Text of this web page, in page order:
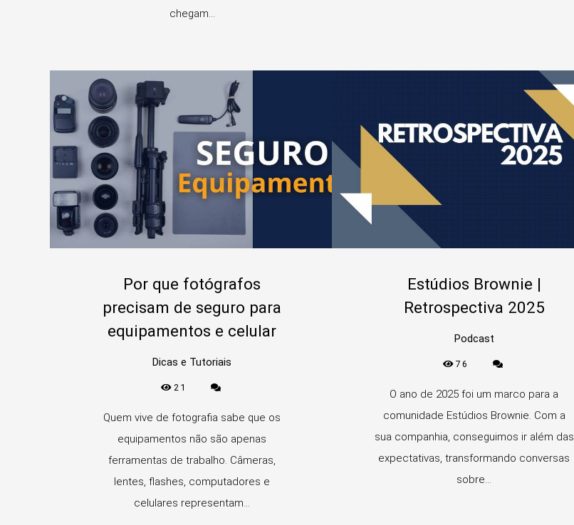
chegam...
Por que fotógrafos
precisam de seguro para
equipamentos e celular
Dicas e Tutoriais
21
Quem vive de fotografia sabe que os
equipamentos não são apenas
ferramentas de trabalho. Câmeras,
lentes, flashes, computadores e
celulares representam...
Estúdios Brownie |
Retrospectiva 2025
Podcast
76
O ano de 2025 foi um marco para a
comunidade Estúdios Brownie. Com a
sua companhia, conseguimos ir além das
expectativas, transformando conversas
sobre...